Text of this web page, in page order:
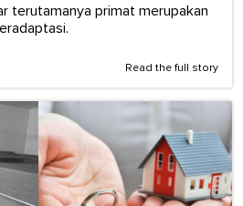
terutamanya primat merupakan
Read the full story